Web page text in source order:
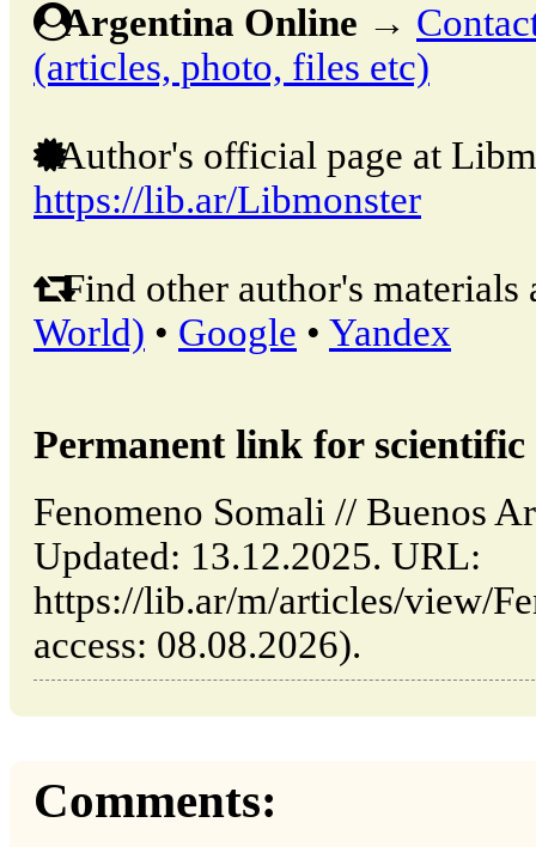
Argentina Online →
(articles, photo, files etc)
Author's official page at
https://lib.ar/Libmonster
Find other author's materials
World) • Google • Yandex
Permanent link for
Fenomeno Somali // Buenos
Updated: 13.12.2025. URL:
https://lib.ar/m/articles/view/
access: 08.08.2026).
Comments: